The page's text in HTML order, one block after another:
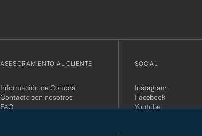
ASESORAMIENTO AL CLIENTE
Información de Compra
Contacte con nosotros
FAQ
SOCIAL
Instagram
Facebook
Youtube